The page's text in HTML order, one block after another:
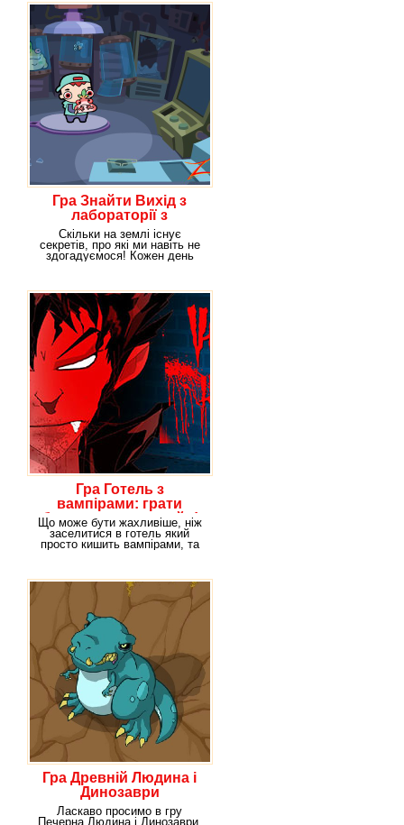
Гра Знайти Вихід з
лабораторії з
монстрами
Скільки на землі існує
секретів, про які ми навіть не
здогадуємося! Кожен день
Гра Готель з
вампірами: грати
безкоштовно онлайн!
Що може бути жахливіше, ніж
заселитися в готель який
просто кишить вампірами, та
Гра Древній Людина і
Динозаври
Ласкаво просимо в гру
Печерна Людина і Динозаври.